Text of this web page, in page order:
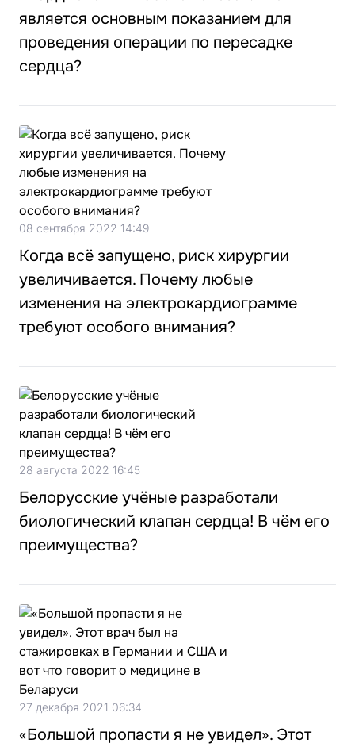
является основным показанием для
проведения операции по пересадке
сердца?
08 сентября 2022 14:49
Когда всё запущено, риск хирургии
увеличивается. Почему любые
изменения на электрокардиограмме
требуют особого внимания?
28 августа 2022 16:45
Белорусские учёные разработали
биологический клапан сердца! В чём его
преимущества?
27 декабря 2021 06:34
«Большой пропасти я не увидел». Этот